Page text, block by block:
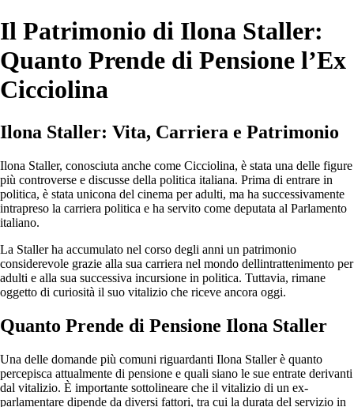
Il Patrimonio di Ilona Staller:
Quanto Prende di Pensione l’Ex
Cicciolina
Ilona Staller: Vita, Carriera e Patrimonio
Ilona Staller, conosciuta anche come Cicciolina, è stata una delle figure
più controverse e discusse della politica italiana. Prima di entrare in
politica, è stata unicona del cinema per adulti, ma ha successivamente
intrapreso la carriera politica e ha servito come deputata al Parlamento
italiano.
La Staller ha accumulato nel corso degli anni un patrimonio
considerevole grazie alla sua carriera nel mondo dellintrattenimento per
adulti e alla sua successiva incursione in politica. Tuttavia, rimane
oggetto di curiosità il suo vitalizio che riceve ancora oggi.
Quanto Prende di Pensione Ilona Staller
Una delle domande più comuni riguardanti Ilona Staller è quanto
percepisca attualmente di pensione e quali siano le sue entrate derivanti
dal vitalizio. È importante sottolineare che il vitalizio di un ex-
parlamentare dipende da diversi fattori, tra cui la durata del servizio in